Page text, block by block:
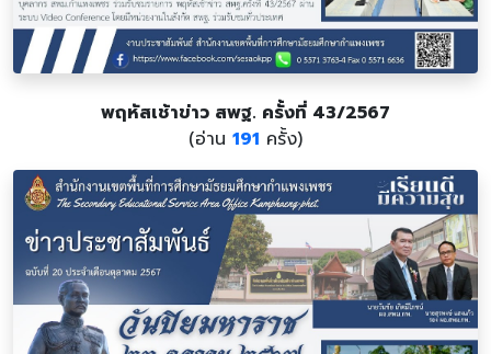
พฤหัสเช้าข่าว สพฐ. ครั้งที่ 43/2567
(อ่าน 191 ครั้ง)